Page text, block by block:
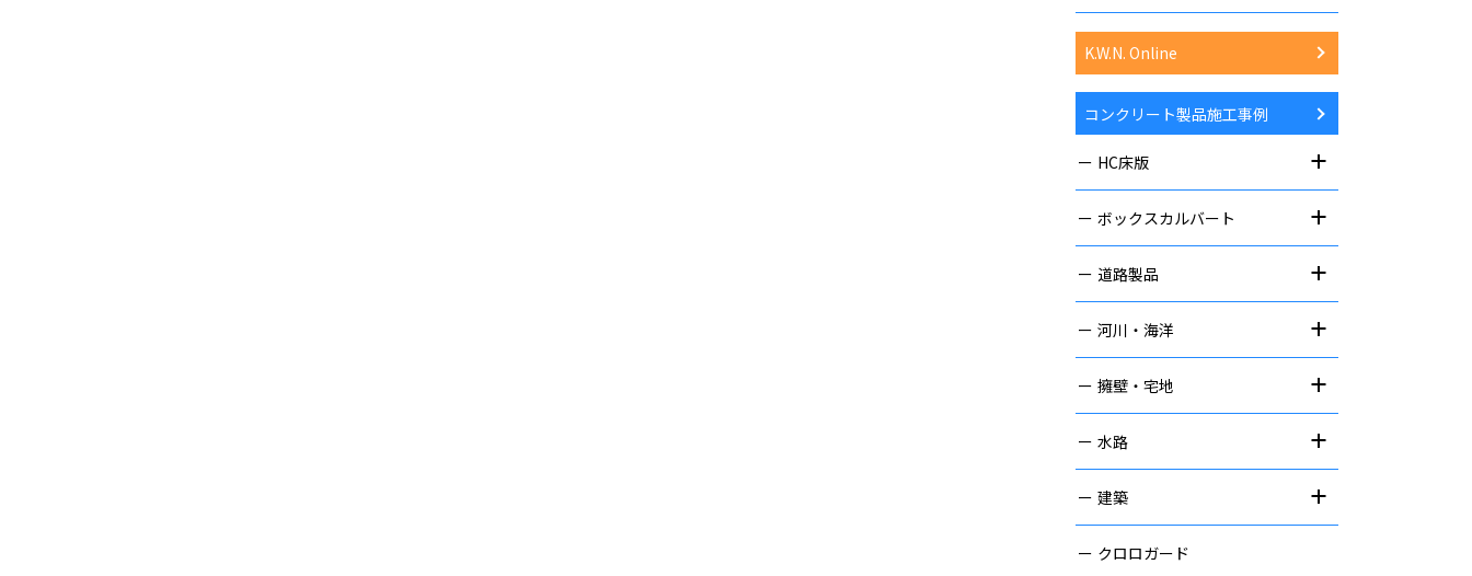
K.W.N. Online
コンクリート製品施工事例
HC床版
ボックスカルバート
道路製品
河川・海洋
擁壁・宅地
水路
建築
クロロガード